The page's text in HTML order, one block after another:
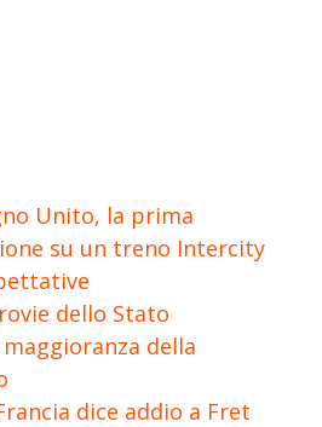
Unito, la prima
su un treno Intercity
dello Stato
della
dice addio a Fret